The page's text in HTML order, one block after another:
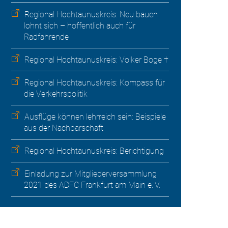
Regional Hochtaunuskreis: Neu bauen
lohnt sich – hoffentlich auch für
Radfahrende
Regional Hochtaunuskreis: Volker Boge †
Regional Hochtaunuskreis: Kompass für
die Verkehrspolitik
Ausflüge können lehrreich sein: Beispiele
aus der Nachbarschaft
Regional Hochtaunuskreis: Berichtigung
Einladung zur Mitgliederversammlung
2021 des ADFC Frankfurt am Main e. V.